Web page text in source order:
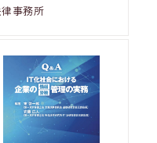
事務所